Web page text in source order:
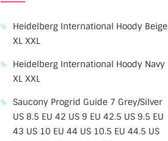
Heidelberg International Hoody Beige
XL XXL
Heidelberg International Hoody Navy
XL XXL
Saucony Progrid Guide 7 Grey/Silver
US 8.5 EU 42 US 9 EU 42.5 US 9.5 EU
43 US 10 EU 44 US 10.5 EU 44.5 US